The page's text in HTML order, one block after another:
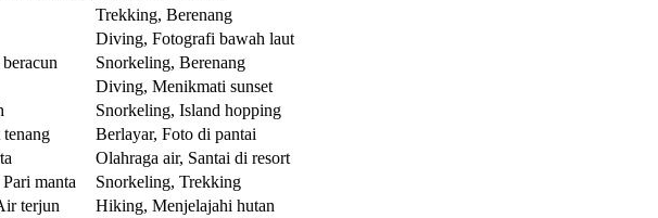
Trekking, Berenang
Diving, Fotografi bawah laut
Snorkeling, Berenang
Diving, Menikmati sunset
Snorkeling, Island hopping
Berlayar, Foto di pantai
Olahraga air, Santai di resort
manta
Snorkeling, Trekking
terjun Hiking, Menjelajahi hutan